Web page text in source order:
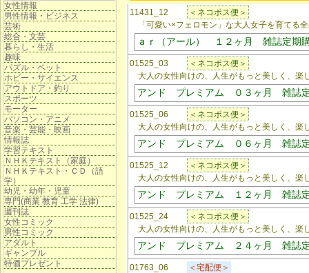
女性情報
男性情報・ビジネス
芸術
総合・文芸
暮らし・生活
趣味
パズル・ペット
ホビー・サイエンス
アウトドア・釣り
スポーツ
モーター
パソコン・アニメ
音楽・芸能・映画
情報誌
学習テキスト
ＮＨＫテキスト（家庭）
ＮＨＫテキスト・ＣＤ（語
学）
幼児・幼年・児童
専門(商業 教育 工学 法律)
週刊誌
女性コミック
男性コミック
アダルト
ギャンブル
特価プレゼント
11431_12
＜ネコポス便＞
「可愛い×フェロモン」な大人女子を育てる
ａｒ（アール） １２ヶ月 雑誌定期
01525_03
＜ネコポス便＞
大人の女性向けの、人生がもっと美しく、楽
アンド プレミアム ０３ヶ月 雑誌
01525_06
＜ネコポス便＞
大人の女性向けの、人生がもっと美しく、楽
アンド プレミアム ０６ヶ月 雑誌
01525_12
＜ネコポス便＞
大人の女性向けの、人生がもっと美しく、楽
アンド プレミアム １２ヶ月 雑誌
01525_24
＜ネコポス便＞
大人の女性向けの、人生がもっと美しく、楽
アンド プレミアム ２４ヶ月 雑誌
01763_06
＜宅配便＞